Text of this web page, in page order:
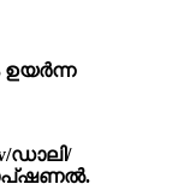
ഡാലി/
.